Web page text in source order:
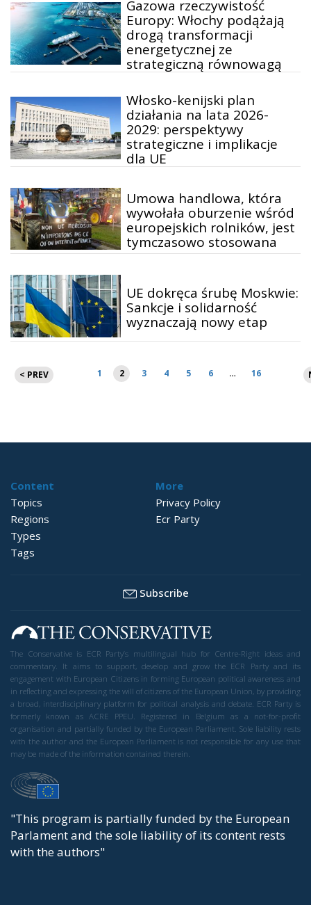
Gazowa rzeczywistość
Europy: Włochy podążają
drogą transformacji
energetycznej ze
strategiczną równowagą
Włosko-kenijski plan
działania na lata 2026-
2029: perspektywy
strategiczne i implikacje
dla UE
Umowa handlowa, która
wywołała oburzenie wśród
europejskich rolników, jest
tymczasowo stosowana
UE dokręca śrubę Moskwie:
Sankcje i solidarność
wyznaczają nowy etap
Stronicowanie
wpisów
< PREV 1 2 3 4 5 6 … 16
Content
Topics
Regions
Types
Tags
More
Privacy Policy
Ecr Party
Subscribe
The Conservative is ECR Party’s multilingual hub for Centre-Right ideas and
commentary. It aims to support, develop and grow the ECR Party and its
engagement with European Citizens in forming European political awareness and
in reflecting and expressing the will of citizens of the European Union, by providing
a broad, interdisciplinary platform for political analysis and debate. ECR Party is
formerly known as ACRE PPEU. Registered in Belgium as a not-for-profit
organisation and partially funded by the European Parliament. Sole liability rests
with the author and the European Parliament is not responsible for any use that
may be made of the information contained therein.
"This program is partially funded by the European
Parlament and the sole liability of its content rests
with the authors"